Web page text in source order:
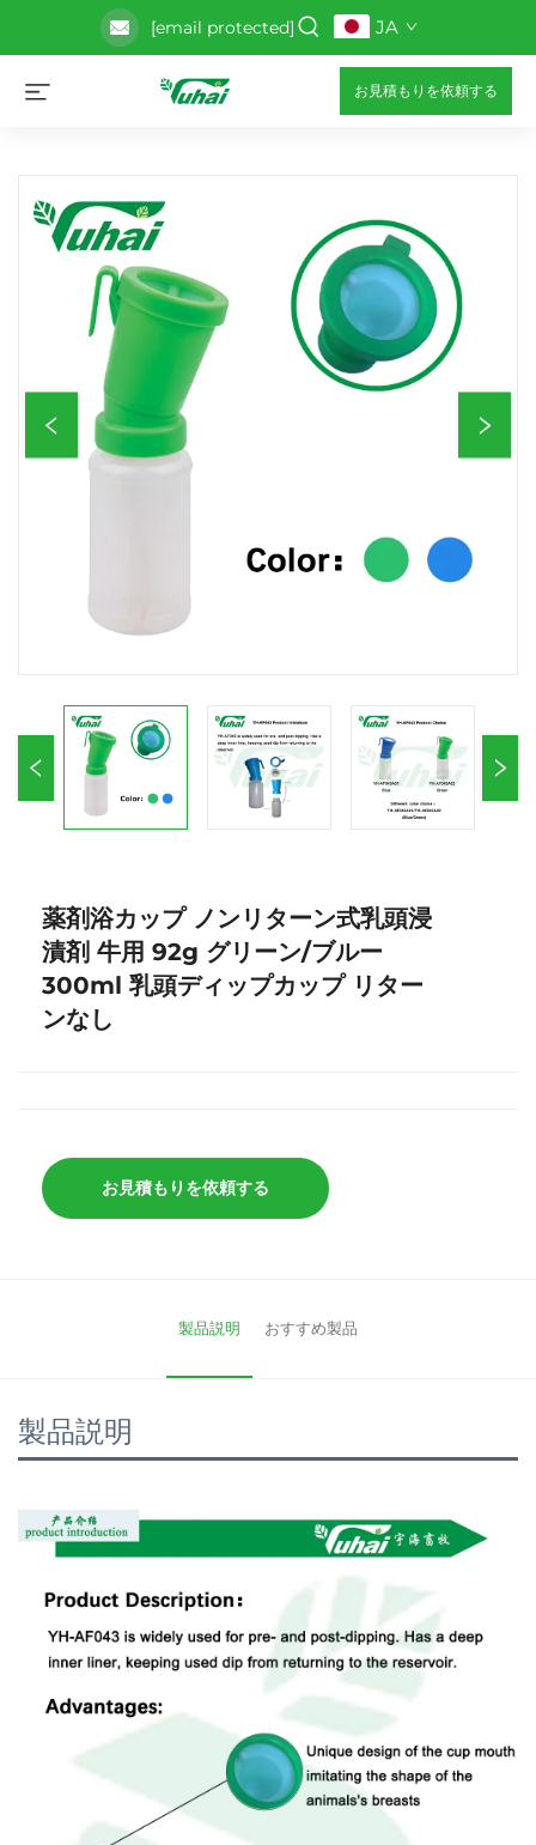
[email protected] JA
お見積もりを依頼する
薬剤浴カップ ノンリターン式乳頭浸
漬剤 牛用 92g グリーン/ブルー
300ml 乳頭ディップカップ リター
ンなし
お見積もりを依頼する
製品説明 おすすめ製品
製品説明